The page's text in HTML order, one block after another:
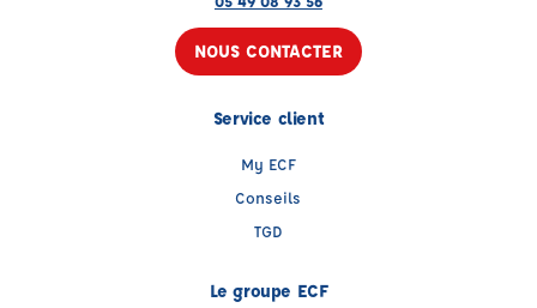
NOUS CONTACTER
Service client
My ECF
Conseils
TGD
Le groupe ECF